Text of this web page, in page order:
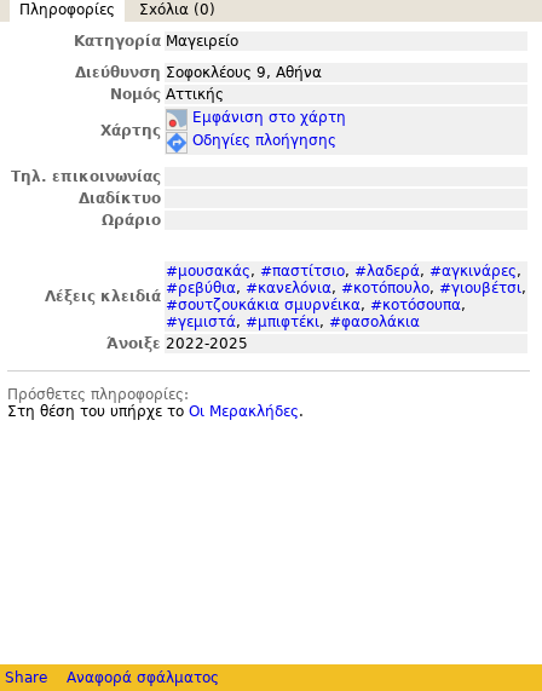
Πληροφορίες
Σxόλια (0)
Κατηγορία Μαγειρείο
Διεύθυνση Σοφοκλέους 9, Αθήνα
Νομός Αττικής
Χάρτης
Εμφάνιση στο χάρτη
Οδηγίες πλοήγησης
Τηλ. επικοινωνίας
Διαδίκτυο
Ωράριο
Λέξεις κλειδιά
#μουσακάς, #παστίτσιο, #λαδερά, #αγκινάρες,
#ρεβύθια, #κανελόνια, #κοτόπουλο, #γιουβέτσι,
#σουτζουκάκια σμυρνέικα, #κοτόσουπα,
#γεμιστά, #μπιφτέκι, #φασολάκια
Άνοιξε 2022-2025
Πρόσθετες πληροφορίες:
Στη θέση του υπήρχε το Οι Μερακλήδες.
Share Αναφορά σφάλματος